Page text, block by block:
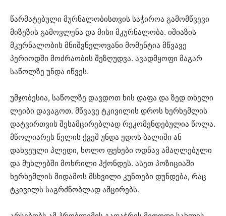
წარმატებული მურნალობისთვის საჭიროა გამომწვევი
მიზეზის გამოვლენა და მისი მკურნალობა. იშიაზის
მკურნალობის მნიშვნელოვანი მომენტია მწვავე
პერიოდში მოძრაობის შეზღუდვა. ავადმყოფი მაგარ
საწოლზე უნდა იწვეს.
უმჯობესია, საწოლზე დავდოთ ხის დაფა და ზედ თხელი
ლეიბი დავაგოთ. მწვავე ტკივილის დროს ხერხემლის
დატვირთვის შესამცირებლად რეკომენდებულია წოლა.
მწოლიარეს წელის ქვეშ უნდა ედოს ბალიში ან
დახვეული პლედი, ხოლო ფეხები ოდნავ ამაღლებული
და მუხლებში მოხრილი ჰქონდეს. ასეთ პოზიციაში
ხერხემლის მიდამოს მსხვილი კუნთები დუნდება, რაც
ტკივილს საგრძნობლად ამცირებს.